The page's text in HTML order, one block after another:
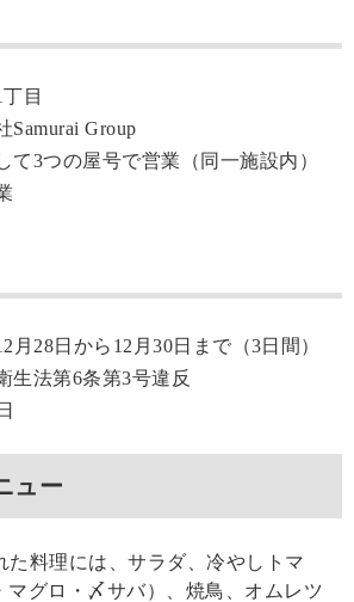
目
Samurai Group
て3つの屋号で営業（同一施設内）
月28日から12月30日まで（3日間）
生法第6条第3号違反
ュー
た料理には、サラダ、冷やしトマ
マグロ・〆サバ）、焼鳥、オムレツ